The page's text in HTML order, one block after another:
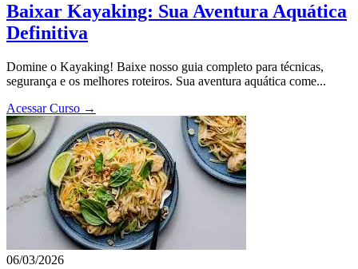
Baixar Kayaking: Sua Aventura Aquática
Definitiva
Domine o Kayaking! Baixe nosso guia completo para técnicas,
segurança e os melhores roteiros. Sua aventura aquática come...
Acessar Curso →
06/03/2026